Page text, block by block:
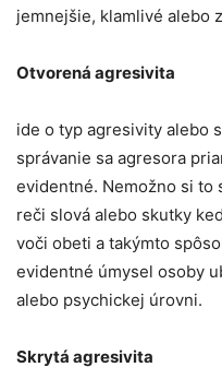
jemnejšie, klamlivé alebo
Otvorená agresivita
ide o typ agresivity alebo
správanie sa agresora
evidentné. Nemožno si to
reči slová alebo skutky
voči obeti a takýmto
evidentné úmysel osoby
alebo psychickej úrovni.
Skrytá agresivita